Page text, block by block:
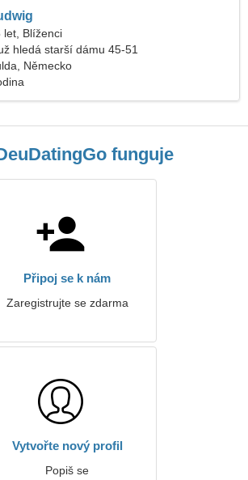
let, Blíženci
hledá starší dámu 45-51
Německo
funguje
Připoj se k nám
Zaregistrujte se zdarma
Vytvořte nový profil
Popiš se